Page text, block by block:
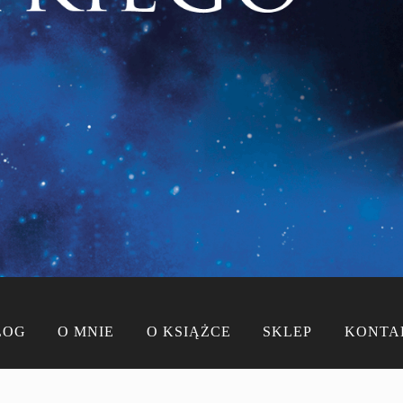
O MNIE O KSIĄŻCE SKLEP